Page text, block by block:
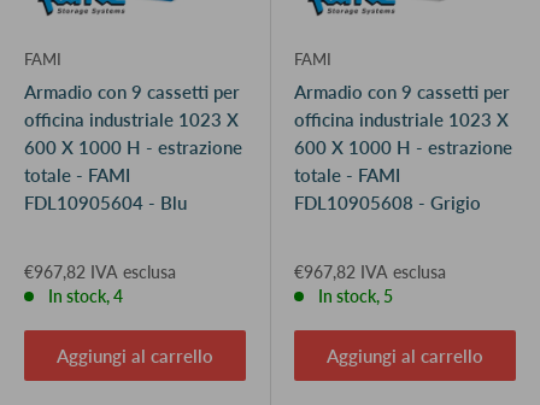
FAMI
Armadio con 9 cassetti per
officina industriale 1023 X
600 X 1000 H - estrazione
totale - FAMI
FDL10905604 - Blu
€967,82 IVA esclusa
In stock, 4
Aggiungi al carrello
FAMI
Armadio con 9 cassetti per
officina industriale 1023 X
600 X 1000 H - estrazione
totale - FAMI
FDL10905608 - Grigio
€967,82 IVA esclusa
In stock, 5
Aggiungi al carrello